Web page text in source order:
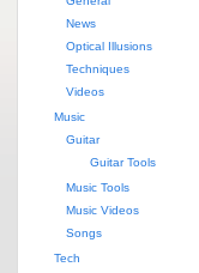
News
Optical Illusions
Techniques
Videos
Music
Guitar
Guitar Tools
Music Tools
Music Videos
Songs
Tech